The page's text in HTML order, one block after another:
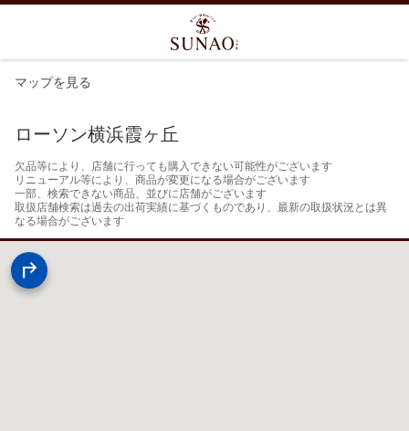
マップを見る
ローソン横浜霞ヶ丘
欠品等により、店舗に行っても購入できない可能性がございます
リニューアル等により、商品が変更になる場合がございます
一部、検索できない商品、並びに店舗がございます
取扱店舗検索は過去の出荷実績に基づくものであり、最新の取扱状況とは異
なる場合がございます